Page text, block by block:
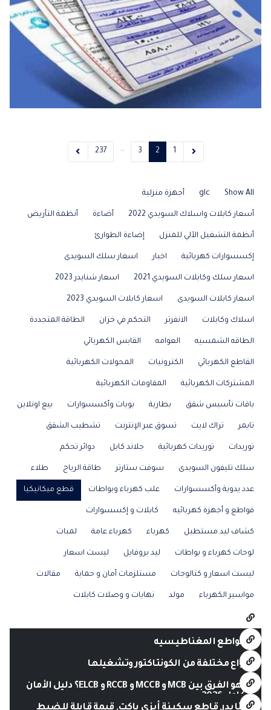
1
2
3
…
237
Show All
glc أجهزة منزلية
أسعار كابلات واسلاك السويدي 2022 أضاءة أنظمة التأريض
أنظمة التشغيل الآلي للمنزل إضاءة الطوارئ
إكسسوارات كهربائية اخبار اسعار سلك السويدى
اسعار سلك وكابلات السويدي 2021 اسعار شنايدر 2023
اسعار كابلات السويدى اسعار كابلات السويدي 2023
اسلاك وكابلات الانفرتر التحكم في خزان الطاقة المتجددة
الطاقه الشمسيه العوامه القابس الكهربائي
القاطع الكهربائي الكترونيات المحولات الكهربائية
المشتركات الكهربائية المقاومات الكهربائية
باقات تأسيس شقق بطارية بويات وأكسسوارات بيع اونلاين
تايمر تراك لايت تسوق عبر الإنترنت تشطيب الشقق
توريدات توريدات كهربائية جلاند كابل دوائر تحكم
سلك تليفون السويدى سوفت ستارتر طاقة الرياح طلاء
عدد يدوية وأكسسوارات علب كهرباء وبواطات قطع ميكانيكيا
قواطع و أجهزة كهربائيه كابلات و إكسسوارات
كشاف ليد مستطيل كهرباء كهرباء عامة لمبات
لوحات كهرباء و بواطات ليد بروفايل ليست اسعار
ليست اسعار و كتالوجات مستلزمات أمان و حماية مقالات
مواسير الكهرباء مولد نهايات و وصلات كابلات
القواطع المغناطيسيه
أنواع مختلفة من الكونتاكتور وتشغيلها
ما هو الفرق بين MCB و MCCB و RCCB و ELCB؟ دليل الأمان
الكامل 2026